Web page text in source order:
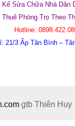
Kế Sửa Chữa Nhà Dân
Thuê Phòng Trọ Theo
Hotline:
21/3 Ấp Tân Bình –
gtb Thiên Huy